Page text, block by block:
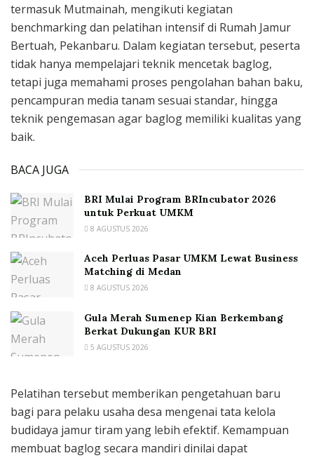
termasuk Mutmainah, mengikuti kegiatan
benchmarking dan pelatihan intensif di Rumah Jamur
Bertuah, Pekanbaru. Dalam kegiatan tersebut, peserta
tidak hanya mempelajari teknik mencetak baglog,
tetapi juga memahami proses pengolahan bahan baku,
pencampuran media tanam sesuai standar, hingga
teknik pengemasan agar baglog memiliki kualitas yang
baik.
BACA JUGA
BRI Mulai Program BRIncubator 2026
untuk Perkuat UMKM
8 AGUSTUS 2026
Aceh Perluas Pasar UMKM Lewat Business
Matching di Medan
8 AGUSTUS 2026
Gula Merah Sumenep Kian Berkembang
Berkat Dukungan KUR BRI
5 AGUSTUS 2026
Pelatihan tersebut memberikan pengetahuan baru
bagi para pelaku usaha desa mengenai tata kelola
budidaya jamur tiram yang lebih efektif. Kemampuan
membuat baglog secara mandiri dinilai dapat